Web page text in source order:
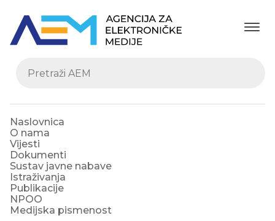
Naslovnica
O nama
Vijesti
Dokumenti
Sustav javne nabave
Istraživanja
Publikacije
NPOO
Medijska pismenost